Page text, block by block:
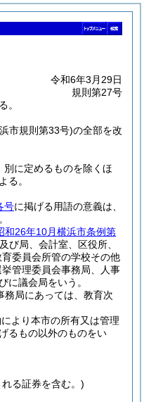
令和6年3月29日
規則第27号
。
市規則第33号)の全部を改
に定めるものを除くほ
る。
号に掲げる用語の意義は、
和26年10月横浜市条例第
び局、会計室、区役所、
育委員会所管の学校その他
挙管理委員会事務局、人事
に議会局をいう。
務局にあっては、教育次
より本市の所有又は管理
るもの以外のものをい
る証券を含む。)